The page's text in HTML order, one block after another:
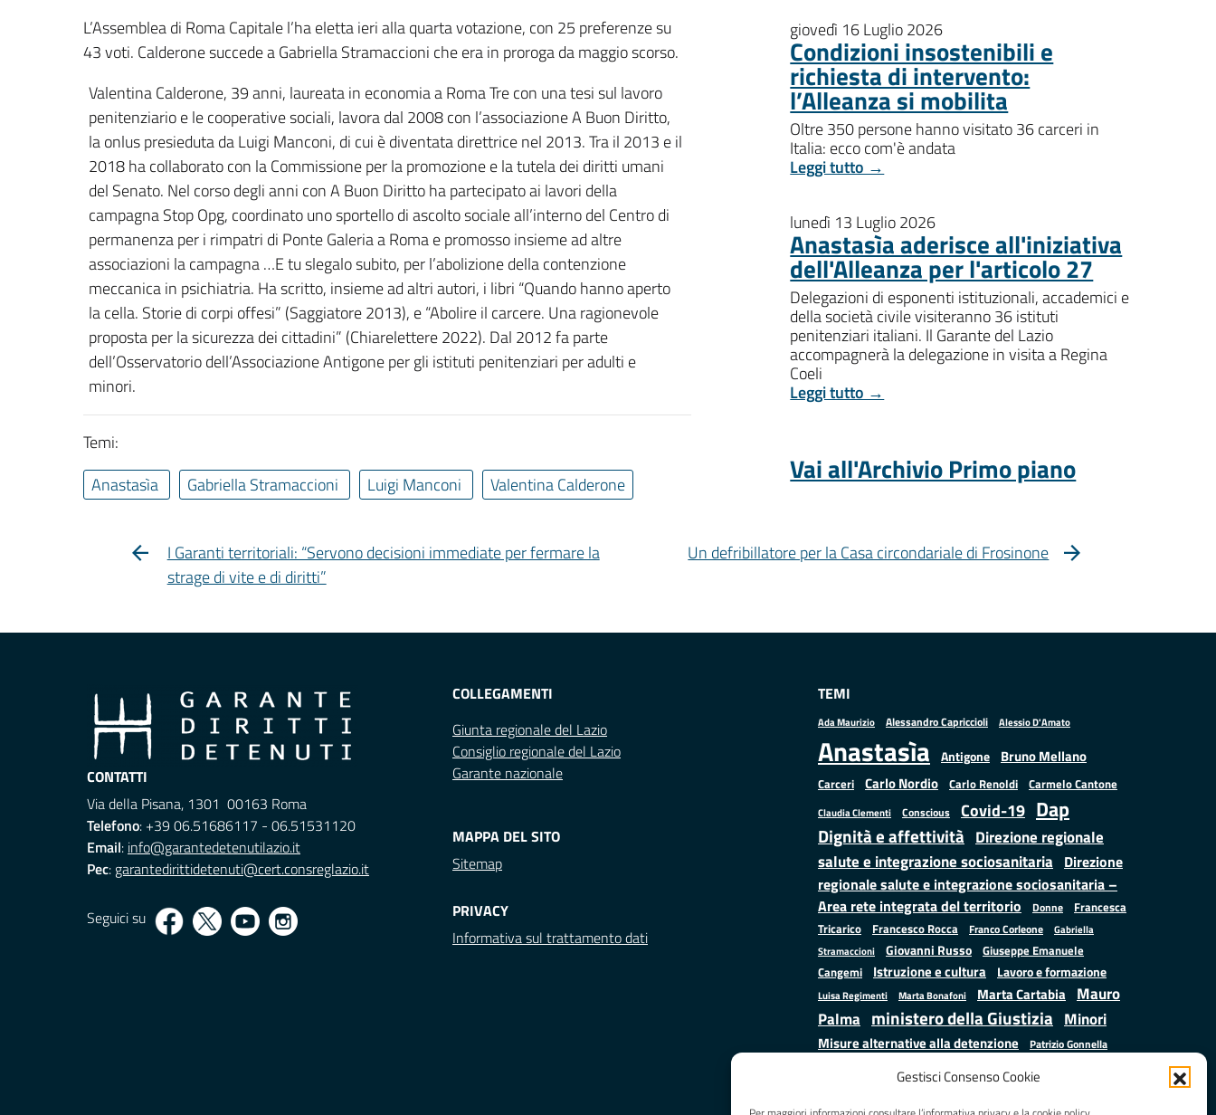
Gestisci Consenso Cookie
L’Assemblea di Roma Capitale l’ha eletta ieri alla quarta votazione, con 25 preferenze su
43 voti. Calderone succede a Gabriella Stramaccioni che era in proroga da maggio scorso.
Valentina Calderone, 39 anni, laureata in economia a Roma Tre con una tesi sul lavoro
penitenziario e le cooperative sociali, lavora dal 2008 con l’associazione A Buon Diritto,
la onlus presieduta da Luigi Manconi, di cui è diventata direttrice nel 2013. Tra il 2013 e il
2018 ha collaborato con la Commissione per la promozione e la tutela dei diritti umani
del Senato. Nel corso degli anni con A Buon Diritto ha partecipato ai lavori della
campagna Stop Opg, coordinato uno sportello di ascolto sociale all’interno del Centro di
permanenza per i rimpatri di Ponte Galeria a Roma e promosso insieme ad altre
associazioni la campagna …E tu slegalo subito, per l’abolizione della contenzione
meccanica in psichiatria. Ha scritto, insieme ad altri autori, i libri “Quando hanno aperto
la cella. Storie di corpi offesi” (Saggiatore 2013), e “Abolire il carcere. Una ragionevole
proposta per la sicurezza dei cittadini” (Chiarelettere 2022). Dal 2012 fa parte
dell’Osservatorio dell’Associazione Antigone per gli istituti penitenziari per adulti e
minori.
Temi:
Anastasìa
Gabriella Stramaccioni Luigi Manconi Valentina Calderone
giovedì 16 Luglio 2026
Condizioni insostenibili e
richiesta di intervento:
l’Alleanza si mobilita
Oltre 350 persone hanno visitato 36 carceri in
Italia: ecco com'è andata
Leggi tutto →
lunedì 13 Luglio 2026
Anastasìa aderisce all'iniziativa
dell'Alleanza per l'articolo 27
Delegazioni di esponenti istituzionali, accademici e
della società civile visiteranno 36 istituti
penitenziari italiani. Il Garante del Lazio
accompagnerà la delegazione in visita a Regina
Coeli
Leggi tutto →
Vai all'Archivio Primo piano
I Garanti territoriali: “Servono decisioni immediate per fermare la
strage di vite e di diritti”
Un defribillatore per la Casa circondariale di Frosinone
CONTATTI
Via della Pisana, 1301 00163 Roma
Telefono: +39 06.51686117 - 06.51531120
Email: info@garantedetenutilazio.it
Pec: garantedirittidetenuti@cert.consreglazio.it
Seguici su
COLLEGAMENTI
Giunta regionale del Lazio
Consiglio regionale del Lazio
Garante nazionale
MAPPA DEL SITO
Sitemap
PRIVACY
Informativa sul trattamento dati
TEMI
Ada Maurizio Alessandro Capriccioli Alessio D'Amato
Anastasìa Antigone Bruno Mellano
Carceri Carlo Nordio Carlo Renoldi Carmelo Cantone
Claudia Clementi Conscious Covid-19 Dap
Dignità e affettività Direzione regionale
salute e integrazione sociosanitaria Direzione
regionale salute e integrazione sociosanitaria –
Area rete integrata del territorio
Donne
Francesca
Tricarico
Francesco Rocca Franco Corleone
Gabriella
Stramaccioni
Giovanni Russo Giuseppe Emanuele
Cangemi
Istruzione e cultura Lavoro e formazione
Luisa Regimenti Marta Bonafoni Marta Cartabia Mauro
Palma ministero della Giustizia Minori
Misure alternative alla detenzione Patrizio Gonnella
Samuele Ciambriello